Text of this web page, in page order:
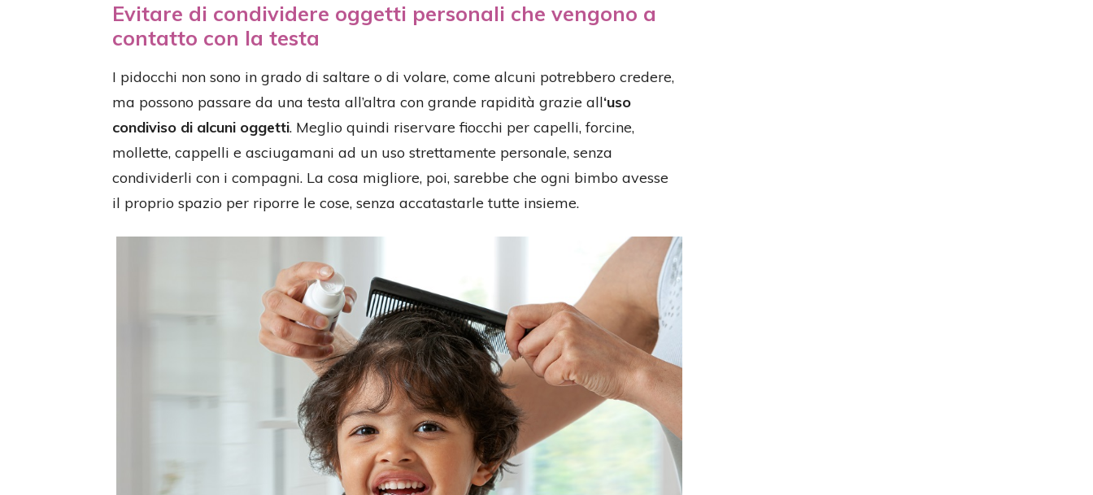
Evitare di condividere oggetti personali che vengono a
contatto con la testa
I pidocchi non sono in grado di saltare o di volare, come alcuni potrebbero credere,
ma possono passare da una testa all’altra con grande rapidità grazie all‘uso
condiviso di alcuni oggetti. Meglio quindi riservare fiocchi per capelli, forcine,
mollette, cappelli e asciugamani ad un uso strettamente personale, senza
condividerli con i compagni. La cosa migliore, poi, sarebbe che ogni bimbo avesse
il proprio spazio per riporre le cose, senza accatastarle tutte insieme.